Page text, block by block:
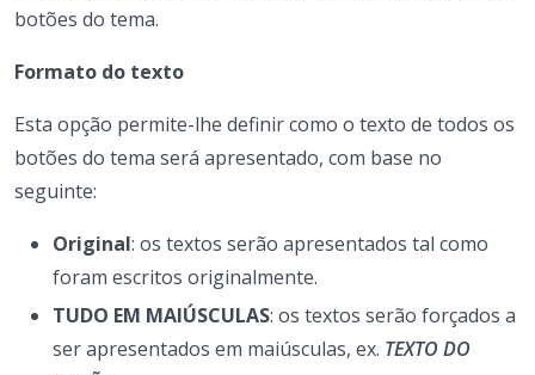
botões do tema.
Formato do texto
Esta opção permite-lhe definir como o texto de todos os
botões do tema será apresentado, com base no
seguinte:
Original: os textos serão apresentados tal como
foram escritos originalmente.
TUDO EM MAIÚSCULAS: os textos serão forçados a
ser apresentados em maiúsculas, ex. TEXTO DO